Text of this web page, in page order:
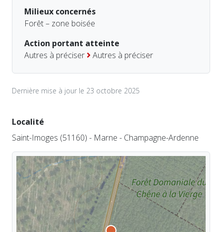
Milieux concernés
Forêt – zone boisée
Action portant atteinte
Autres à préciser
Autres à préciser
Dernière mise à jour le 23 octobre 2025
Localité
Saint-Imoges (51160) - Marne - Champagne-Ardenne